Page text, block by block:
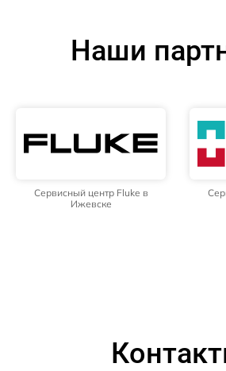
Наши
Сервисный центр Fluke в
Ижевске